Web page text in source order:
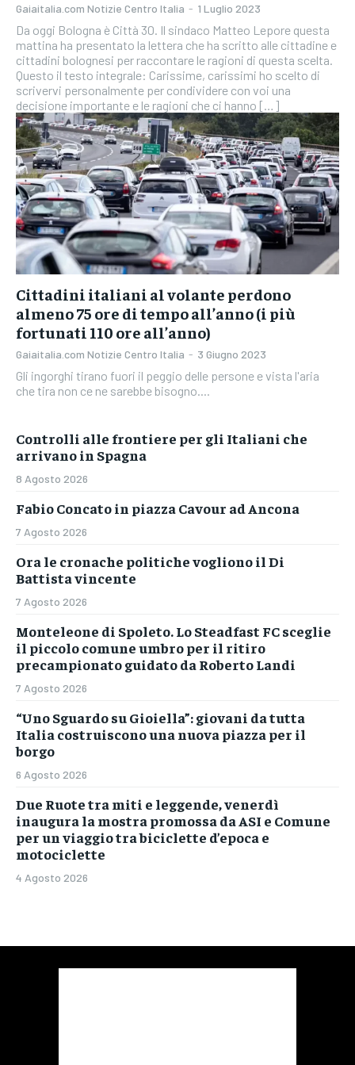
Gaiaitalia.com Notizie Centro Italia - 1 Luglio 2023
Da oggi Bologna è Città 30. Il sindaco Matteo Lepore questa
mattina ha presentato la lettera che ha scritto alle cittadine e
cittadini bolognesi per raccontare le ragioni di questa scelta.
Questo il testo integrale: Carissime, carissimi ho scelto di
scrivervi personalmente per condividere con voi una
decisione importante e le ragioni che ci hanno […]
Cittadini italiani al volante perdono
almeno 75 ore di tempo all’anno (i più
fortunati 110 ore all’anno)
Gaiaitalia.com Notizie Centro Italia - 3 Giugno 2023
Gli ingorghi tirano fuori il peggio delle persone e vista l'aria
che tira non ce ne sarebbe bisogno....
Controlli alle frontiere per gli Italiani che
arrivano in Spagna
8 Agosto 2026
Fabio Concato in piazza Cavour ad Ancona
7 Agosto 2026
Ora le cronache politiche vogliono il Di
Battista vincente
7 Agosto 2026
Monteleone di Spoleto. Lo Steadfast FC sceglie
il piccolo comune umbro per il ritiro
precampionato guidato da Roberto Landi
7 Agosto 2026
“Uno Sguardo su Gioiella”: giovani da tutta
Italia costruiscono una nuova piazza per il
borgo
6 Agosto 2026
Due Ruote tra miti e leggende, venerdì
inaugura la mostra promossa da ASI e Comune
per un viaggio tra biciclette d’epoca e
motociclette
4 Agosto 2026